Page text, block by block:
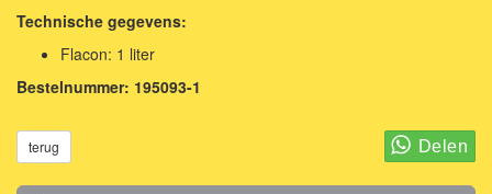
Technische gegevens:
Flacon: 1 liter
Bestelnummer: 195093-1
terug